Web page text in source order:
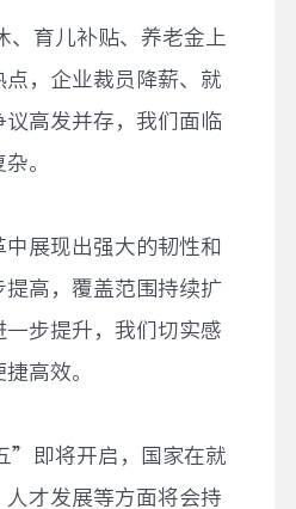
、育儿补贴、养老金上
点 ，企业裁员降薪、就
高发并存，我们面临
。
展现出强大的韧性和
高，覆盖范围持续扩
步提升，我们切实感
高效。
”即将开启，国家在就
才发展等方面将会持